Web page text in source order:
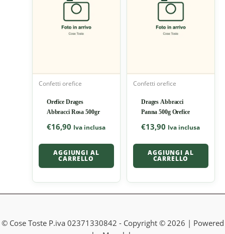
Confetti orefice
Orefice Drages
Abbracci Rosa 500gr
€16,90 Iva inclusa
AGGIUNGI AL
CARRELLO
Confetti orefice
Drages Abbracci
Panna 500g Orefice
€13,90 Iva inclusa
AGGIUNGI AL
CARRELLO
© Cose Toste P.iva 02371330842 - Copyright © 2026 | Powered